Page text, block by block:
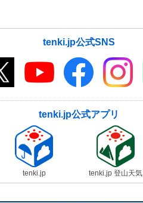
tenki.jp公式SNS
tenki.jp公式アプリ
tenki.jp tenki.jp 登山天気